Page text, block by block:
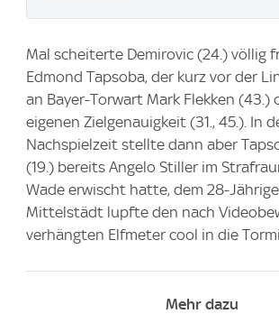
Mal scheiterte Demirovic (24.) völlig
Edmond Tapsoba, der kurz vor der
an Bayer-Torwart Mark Flekken (43.)
eigenen Zielgenauigkeit (31., 45.). In
Nachspielzeit stellte dann aber
(19.) bereits Angelo Stiller im
Wade erwischt hatte, dem 28-
Mittelstädt lupfte den nach
verhängten Elfmeter cool in die
Mehr dazu